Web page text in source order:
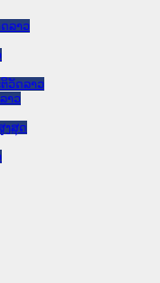
ລາວ
ວັດລາວ
າວ
ງສຸດ